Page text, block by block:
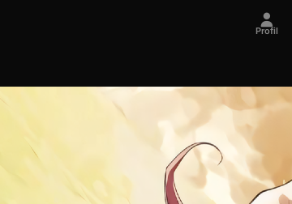
Profil